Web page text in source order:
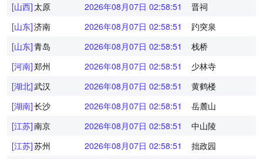
[山西] 太原 2026年08月07日 02:58:52
晋祠
[山东]济南 2026年08月07日 02:58:52
趵突泉
[山东]青岛 2026年08月07日 02:58:52
栈桥
[河南]郑州 2026年08月07日 02:58:52
少林寺
[湖北]武汉 2026年08月07日 02:58:52
黄鹤楼
[湖南]长沙 2026年08月07日 02:58:52
岳麓山
[江苏]南京 2026年08月07日 02:58:52
中山陵
[江苏]苏州 2026年08月07日 02:58:52
拙政园